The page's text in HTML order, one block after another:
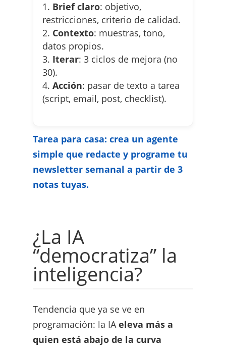
Brief claro: objetivo,
restricciones, criterio de calidad.
Contexto: muestras, tono,
datos propios.
Iterar: 3 ciclos de mejora (no
30).
Acción: pasar de texto a tarea
(script, email, post, checklist).
Tarea para casa: crea un agente
simple que redacte y programe tu
newsletter semanal a partir de 3
notas tuyas.
¿La IA
“democratiza” la
inteligencia?
Tendencia que ya se ve en
programación: la IAeleva más a
quien está abajo de la curva